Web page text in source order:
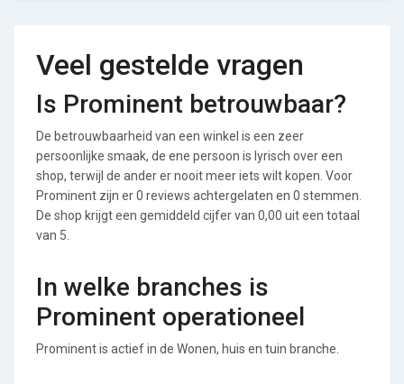
Veel gestelde vragen
Is Prominent betrouwbaar?
De betrouwbaarheid van een winkel is een zeer
persoonlijke smaak, de ene persoon is lyrisch over een
shop, terwijl de ander er nooit meer iets wilt kopen. Voor
Prominent zijn er 0 reviews achtergelaten en 0 stemmen.
De shop krijgt een gemiddeld cijfer van 0,00 uit een totaal
van 5.
In welke branches is
Prominent operationeel
Prominent is actief in de Wonen, huis en tuin branche.